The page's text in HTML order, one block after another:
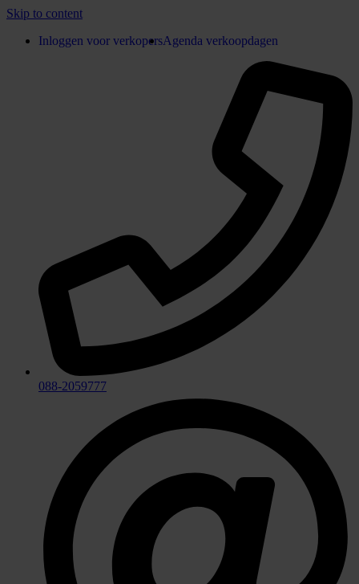
Skip to content
Inloggen voor verkopersAgenda verkoopdagen
088-2059777